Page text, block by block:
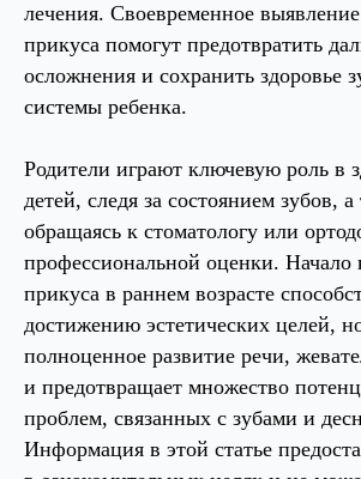
лечения. Своевременное
прикуса помогут предотвратить
осложнения и сохранить здоровье
системы ребенка.
Родители играют ключевую роль в
детей, следя за состоянием зубов,
обращаясь к стоматологу или
профессиональной оценки. Начало
прикуса в раннем возрасте
достижению эстетических целей,
полноценное развитие речи,
и предотвращает множество
проблем, связанных с зубами и
Информация в этой статье
Согласие на обработку персональных данных
Политика конфиденциальности
Разработка сайта
Заказать обратный звонок